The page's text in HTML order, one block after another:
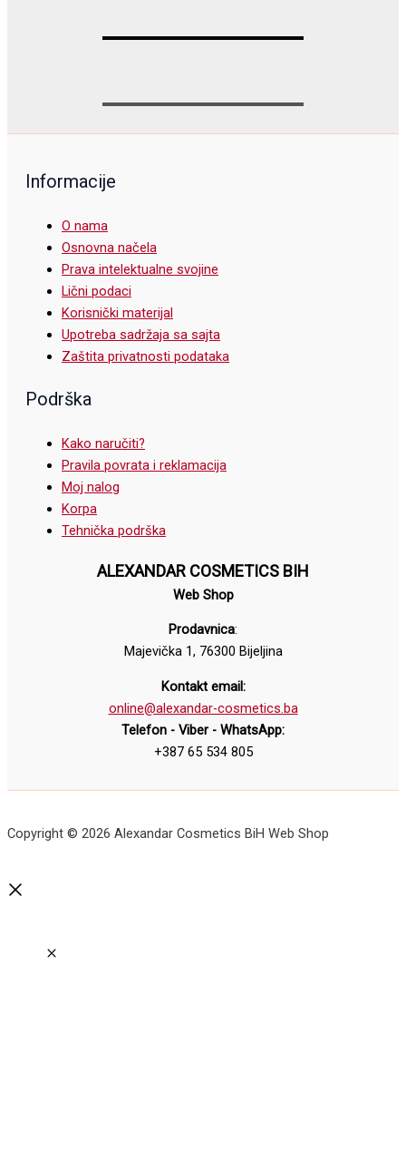
Informacije
O nama
Osnovna načela
Prava intelektualne svojine
Lični podaci
Korisnički materijal
Upotreba sadržaja sa sajta
Zaštita privatnosti podataka
Podrška
Kako naručiti?
Pravila povrata i reklamacija
Moj nalog
Korpa
Tehnička podrška
ALEXANDAR COSMETICS BIH
Web Shop
Prodavnica:
Majevička 1, 76300 Bijeljina
Kontakt email:
online@alexandar-cosmetics.ba
Telefon - Viber - WhatsApp:
+387 65 534 805
Copyright © 2026 Alexandar Cosmetics BiH Web Shop